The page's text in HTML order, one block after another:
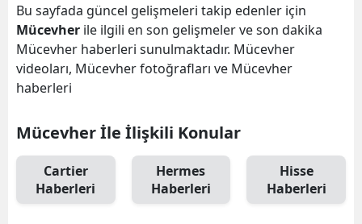
Bu sayfada güncel gelişmeleri takip edenler için
Mücevher ile ilgili en son gelişmeler ve son dakika
Mücevher haberleri sunulmaktadır. Mücevher
videoları, Mücevher fotoğrafları ve Mücevher
haberleri
Mücevher İle İlişkili Konular
Cartier
Haberleri
Hermes
Haberleri
Hisse
Haberleri